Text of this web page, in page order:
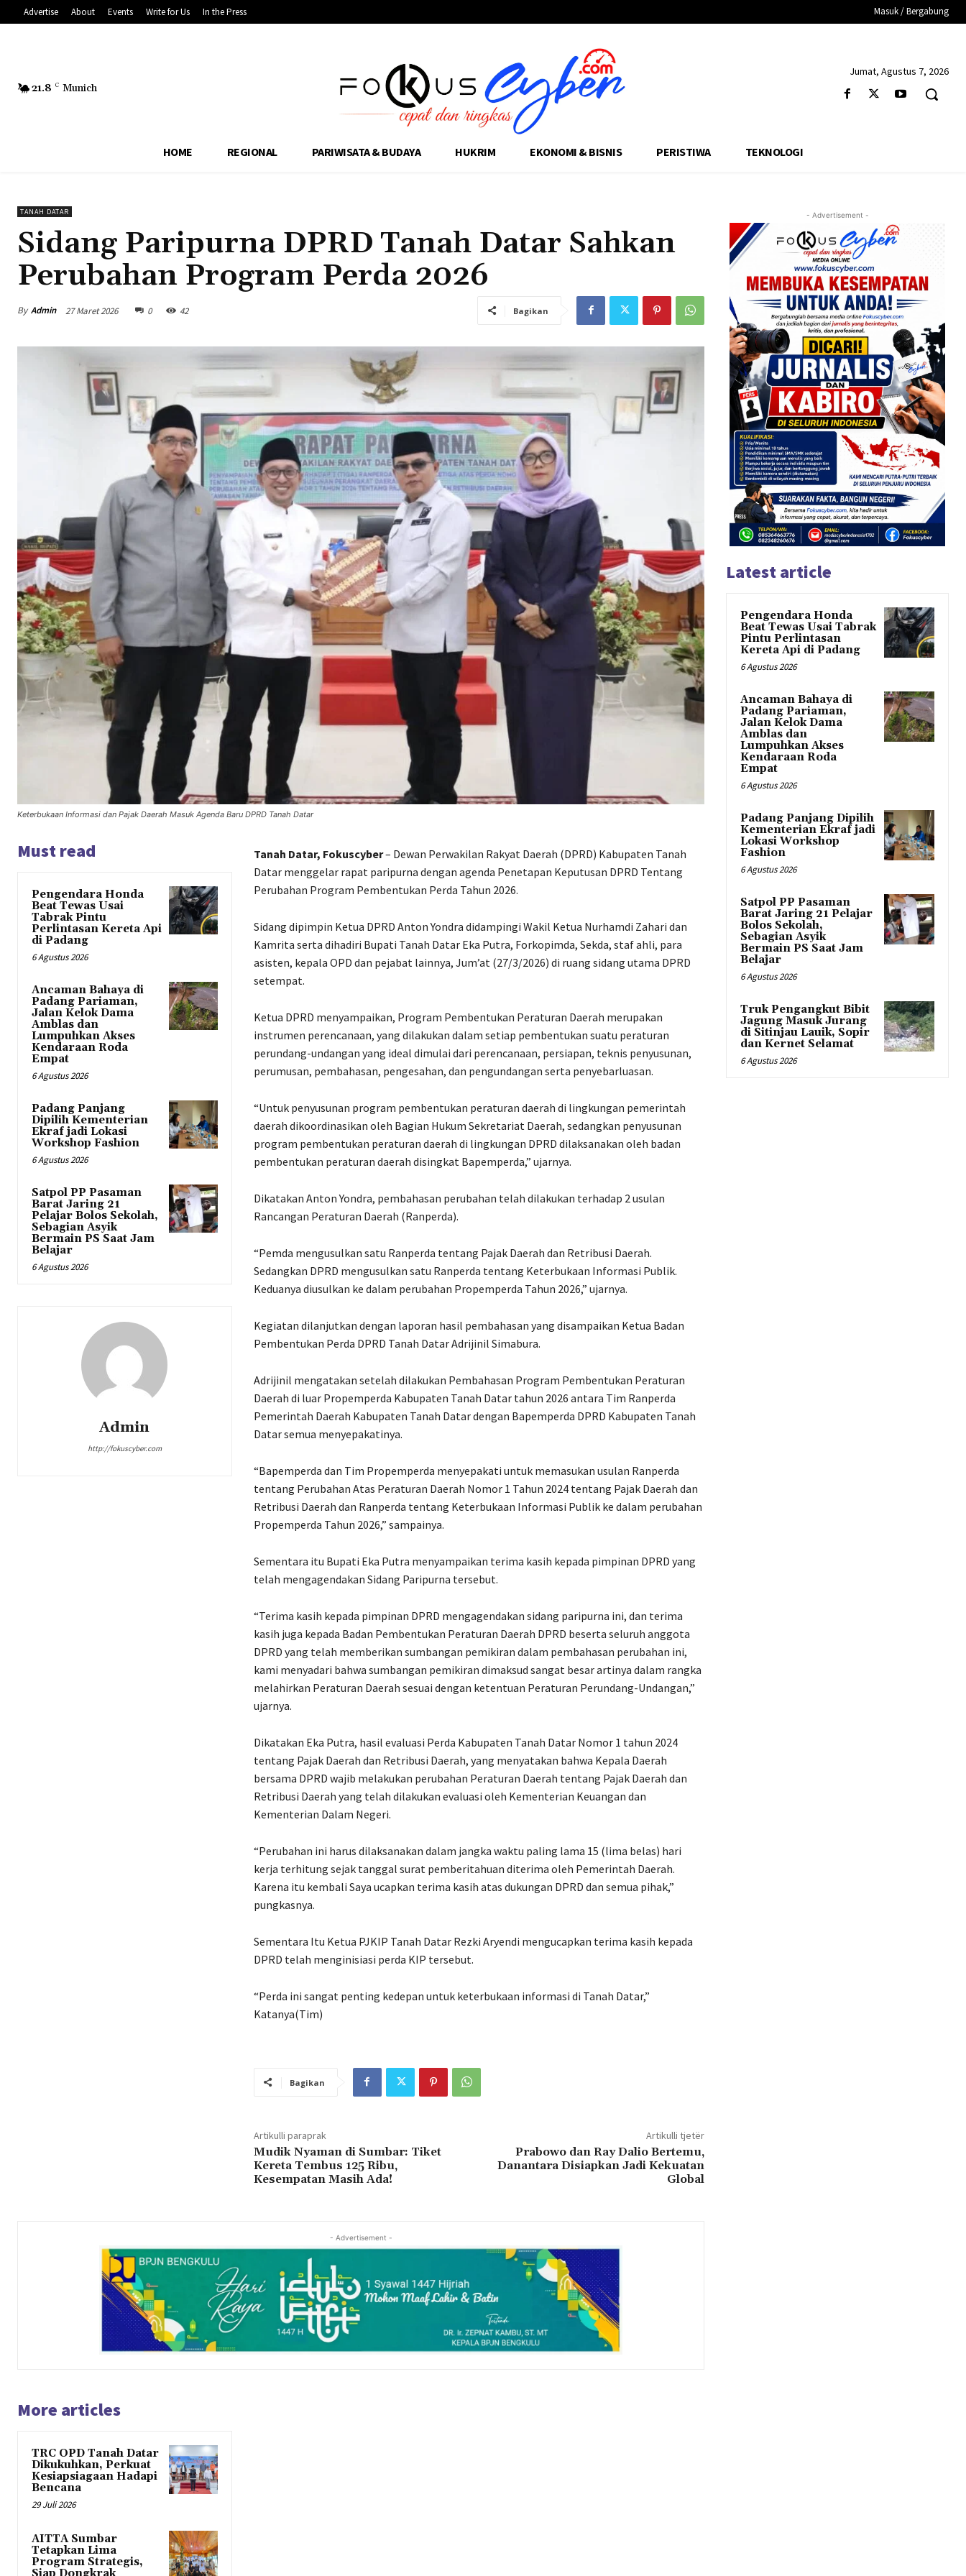
Advertise About Events Write for Us In the Press Masuk / Bergabung
21.8 C Munich
Jumat, Agustus 7, 2026
HOME REGIONAL PARIWISATA & BUDAYA HUKRIM EKONOMI & BISNIS PERISTIWA TEKNOLOGI
TANAH DATAR
Sidang Paripurna DPRD Tanah Datar Sahkan
Perubahan Program Perda 2026
By Admin 27 Maret 2026 0 42 Bagikan
Keterbukaan Informasi dan Pajak Daerah Masuk Agenda Baru DPRD Tanah Datar
Must read
Pengendara Honda
Beat Tewas Usai
Tabrak Pintu
Perlintasan Kereta Api
di Padang
6 Agustus 2026
Ancaman Bahaya di
Padang Pariaman,
Jalan Kelok Dama
Amblas dan
Lumpuhkan Akses
Kendaraan Roda
Empat
6 Agustus 2026
Padang Panjang
Dipilih Kementerian
Ekraf jadi Lokasi
Workshop Fashion
6 Agustus 2026
Satpol PP Pasaman
Barat Jaring 21
Pelajar Bolos Sekolah,
Sebagian Asyik
Bermain PS Saat Jam
Belajar
6 Agustus 2026
Admin
http://fokuscyber.com
Tanah Datar, Fokuscyber– Dewan Perwakilan Rakyat Daerah (DPRD) Kabupaten Tanah
Datar menggelar rapat paripurna dengan agenda Penetapan Keputusan DPRD Tentang
Perubahan Program Pembentukan Perda Tahun 2026.
Sidang dipimpin Ketua DPRD Anton Yondra didampingi Wakil Ketua Nurhamdi Zahari dan
Kamrita serta dihadiri Bupati Tanah Datar Eka Putra, Forkopimda, Sekda, staf ahli, para
asisten, kepala OPD dan pejabat lainnya, Jum’at (27/3/2026) di ruang sidang utama DPRD
setempat.
Ketua DPRD menyampaikan, Program Pembentukan Peraturan Daerah merupakan
instrumen perencanaan, yang dilakukan dalam setiap pembentukan suatu peraturan
perundang-undangan yang ideal dimulai dari perencanaan, persiapan, teknis penyusunan,
perumusan, pembahasan, pengesahan, dan pengundangan serta penyebarluasan.
“Untuk penyusunan program pembentukan peraturan daerah di lingkungan pemerintah
daerah dikoordinasikan oleh Bagian Hukum Sekretariat Daerah, sedangkan penyusunan
program pembentukan peraturan daerah di lingkungan DPRD dilaksanakan oleh badan
pembentukan peraturan daerah disingkat Bapemperda,” ujarnya.
Dikatakan Anton Yondra, pembahasan perubahan telah dilakukan terhadap 2 usulan
Rancangan Peraturan Daerah (Ranperda).
“Pemda mengusulkan satu Ranperda tentang Pajak Daerah dan Retribusi Daerah.
Sedangkan DPRD mengusulkan satu Ranperda tentang Keterbukaan Informasi Publik.
Keduanya diusulkan ke dalam perubahan Propemperda Tahun 2026,” ujarnya.
Kegiatan dilanjutkan dengan laporan hasil pembahasan yang disampaikan Ketua Badan
Pembentukan Perda DPRD Tanah Datar Adrijinil Simabura.
Adrijinil mengatakan setelah dilakukan Pembahasan Program Pembentukan Peraturan
Daerah di luar Propemperda Kabupaten Tanah Datar tahun 2026 antara Tim Ranperda
Pemerintah Daerah Kabupaten Tanah Datar dengan Bapemperda DPRD Kabupaten Tanah
Datar semua menyepakatinya.
“Bapemperda dan Tim Propemperda menyepakati untuk memasukan usulan Ranperda
tentang Perubahan Atas Peraturan Daerah Nomor 1 Tahun 2024 tentang Pajak Daerah dan
Retribusi Daerah dan Ranperda tentang Keterbukaan Informasi Publik ke dalam perubahan
Propemperda Tahun 2026,” sampainya.
Sementara itu Bupati Eka Putra menyampaikan terima kasih kepada pimpinan DPRD yang
telah mengagendakan Sidang Paripurna tersebut.
“Terima kasih kepada pimpinan DPRD mengagendakan sidang paripurna ini, dan terima
kasih juga kepada Badan Pembentukan Peraturan Daerah DPRD beserta seluruh anggota
DPRD yang telah memberikan sumbangan pemikiran dalam pembahasan perubahan ini,
kami menyadari bahwa sumbangan pemikiran dimaksud sangat besar artinya dalam rangka
melahirkan Peraturan Daerah sesuai dengan ketentuan Peraturan Perundang-Undangan,”
ujarnya.
Dikatakan Eka Putra, hasil evaluasi Perda Kabupaten Tanah Datar Nomor 1 tahun 2024
tentang Pajak Daerah dan Retribusi Daerah, yang menyatakan bahwa Kepala Daerah
bersama DPRD wajib melakukan perubahan Peraturan Daerah tentang Pajak Daerah dan
Retribusi Daerah yang telah dilakukan evaluasi oleh Kementerian Keuangan dan
Kementerian Dalam Negeri.
“Perubahan ini harus dilaksanakan dalam jangka waktu paling lama 15 (lima belas) hari
kerja terhitung sejak tanggal surat pemberitahuan diterima oleh Pemerintah Daerah.
Karena itu kembali Saya ucapkan terima kasih atas dukungan DPRD dan semua pihak,”
pungkasnya.
Sementara Itu Ketua PJKIP Tanah Datar Rezki Aryendi mengucapkan terima kasih kepada
DPRD telah menginisiasi perda KIP tersebut.
“Perda ini sangat penting kedepan untuk keterbukaan informasi di Tanah Datar,”
Katanya(Tim)
Bagikan
Artikulli paraprak
Mudik Nyaman di Sumbar: Tiket
Kereta Tembus 125 Ribu,
Kesempatan Masih Ada!
Artikulli tjetër
Prabowo dan Ray Dalio Bertemu,
Danantara Disiapkan Jadi Kekuatan
Global
- Advertisement -
More articles
TRC OPD Tanah Datar
Dikukuhkan, Perkuat
Kesiapsiagaan Hadapi
Bencana
29 Juli 2026
AITTA Sumbar
Tetapkan Lima
Program Strategis,
- Advertisement -
Latest article
Pengendara Honda
Beat Tewas Usai Tabrak
Pintu Perlintasan
Kereta Api di Padang
6 Agustus 2026
Ancaman Bahaya di
Padang Pariaman,
Jalan Kelok Dama
Amblas dan
Lumpuhkan Akses
Kendaraan Roda
Empat
6 Agustus 2026
Padang Panjang Dipilih
Kementerian Ekraf jadi
Lokasi Workshop
Fashion
6 Agustus 2026
Satpol PP Pasaman
Barat Jaring 21 Pelajar
Bolos Sekolah,
Sebagian Asyik
Bermain PS Saat Jam
Belajar
6 Agustus 2026
Truk Pengangkut Bibit
Jagung Masuk Jurang
di Sitinjau Lauik, Sopir
dan Kernet Selamat
6 Agustus 2026